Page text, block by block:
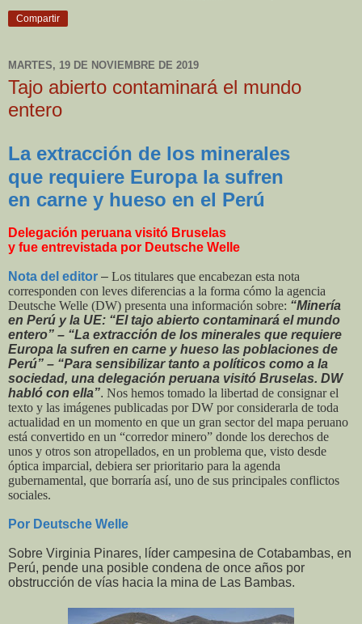
Compartir
MARTES, 19 DE NOVIEMBRE DE 2019
Tajo abierto contaminará el mundo
entero
La extracción de los minerales
que requiere Europa la sufren
en carne y hueso en el Perú
Delegación peruana visitó Bruselas
y fue entrevistada por Deutsche Welle
Nota del editor – Los titulares que encabezan esta nota
corresponden con leves diferencias a la forma cómo la agencia
Deutsche Welle (DW) presenta una información sobre: “Minería
en Perú y la UE: “El tajo abierto contaminará el mundo
entero” – “La extracción de los minerales que requiere
Europa la sufren en carne y hueso las poblaciones de
Perú” – “Para sensibilizar tanto a políticos como a la
sociedad, una delegación peruana visitó Bruselas. DW
habló con ella”. Nos hemos tomado la libertad de consignar el
texto y las imágenes publicadas por DW por considerarla de toda
actualidad en un momento en que un gran sector del mapa peruano
está convertido en un “corredor minero” donde los derechos de
unos y otros son atropellados, en un problema que, visto desde
óptica imparcial, debiera ser prioritario para la agenda
gubernamental, que borraría así, uno de sus principales conflictos
sociales.
Por Deutsche Welle
Sobre Virginia Pinares, líder campesina de Cotabambas, en
Perú, pende una posible condena de once años por
obstrucción de vías hacia la mina de Las Bambas.